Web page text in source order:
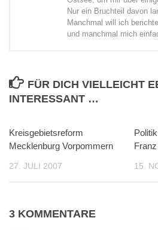
Nur ein Bruchteil davon
Manchmal will ich
und manchmal mich
FÜR DICH VIELLEICHT
INTERESSANT …
Kreisgebietsreform
Mecklenburg Vorpommern
27. JULI 2007 15.
3 KOMMENTARE